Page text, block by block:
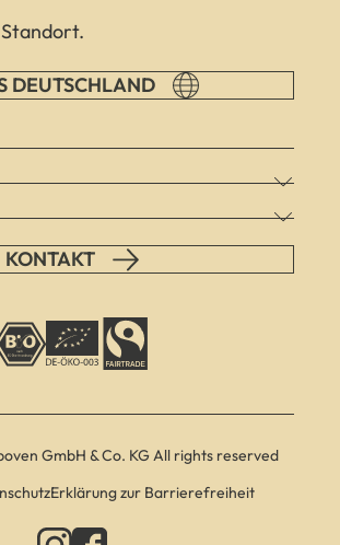
DEUTSCHLAND
KONTAKT
GmbH & Co. KG All rights reserved
Erklärung zur Barrierefreiheit